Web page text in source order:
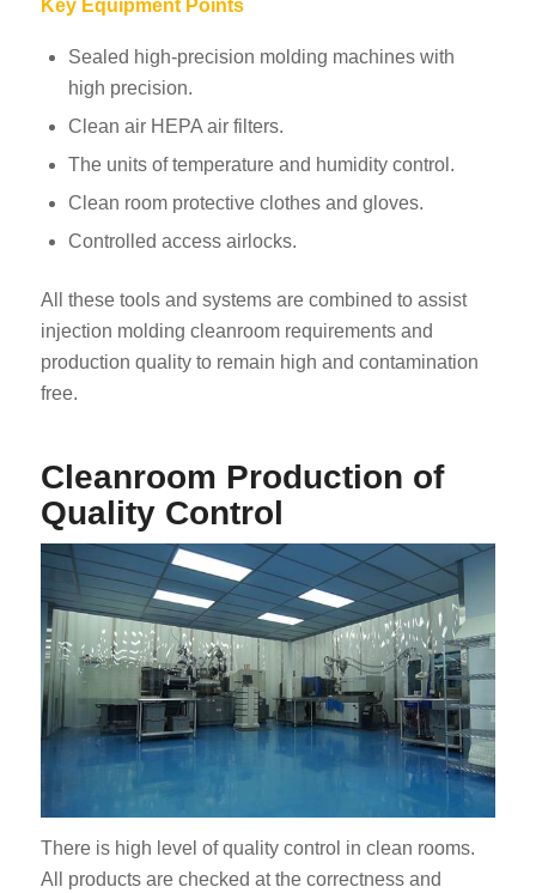
Key Equipment Points
Sealed high-precision molding machines with
high precision.
Clean air HEPA air filters.
The units of temperature and humidity control.
Clean room protective clothes and gloves.
Controlled access airlocks.
All these tools and systems are combined to assist
injection molding cleanroom requirements and
production quality to remain high and contamination
free.
Cleanroom Production of
Quality Control
There is high level of quality control in clean rooms.
All products are checked at the correctness and